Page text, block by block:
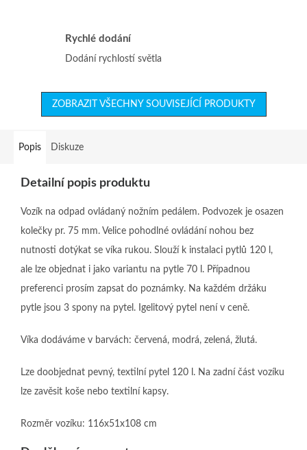
Rychlé dodání
Dodání rychlostí světla
ZOBRAZIT VŠECHNY SOUVISEJÍCÍ PRODUKTY
Popis Diskuze
Detailní popis produktu
Vozík na odpad ovládaný nožním pedálem. Podvozek je osazen
kolečky pr. 75 mm. Velice pohodlné ovládání nohou bez
nutnosti dotýkat se víka rukou. Slouží k instalaci pytlů 120 l,
ale lze objednat i jako variantu na pytle 70 l. Případnou
preferenci prosím zapsat do poznámky. Na každém držáku
pytle jsou 3 spony na pytel. Igelitový pytel není v ceně.
Víka dodáváme v barvách: červená, modrá, zelená, žlutá.
Lze doobjednat pevný, textilní pytel 120 l. Na zadní část vozíku
lze zavěsit koše nebo textilní kapsy.
Rozměr vozíku: 116x51x108 cm